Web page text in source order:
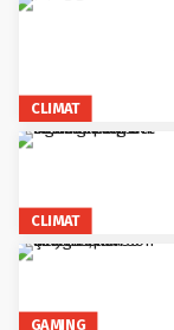
CLIMAT
CLIMAT
GAMING